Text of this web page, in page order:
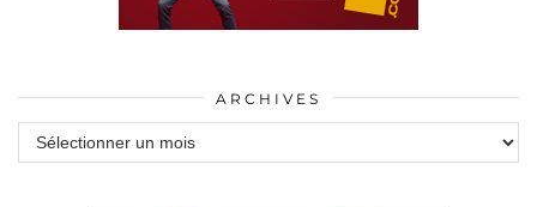
ARCHIVES
Archives